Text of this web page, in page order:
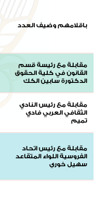
باقلامهم وضيف العدد
مقابلة مع رئيسة قسم
القانون في كلية الحقوق
الدكتورة سابين الكك
مقابلة مع رئيس النادي
الثقافي العربي فادي
تميم
مقابلة مع رئيس اتحاد
الفروسية اللواء المتقاعد
سهيل خوري